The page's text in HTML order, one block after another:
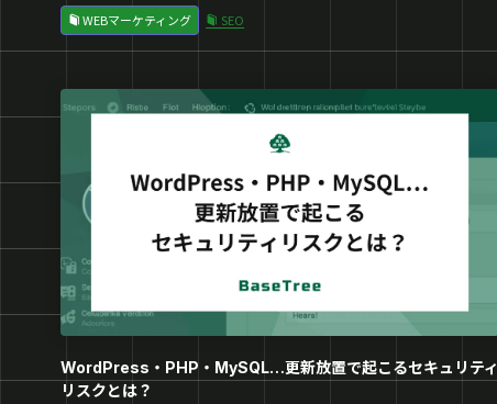
WEBマーケティング
SEO
WordPress・PHP・MySQL…更新放置で起こるセキュリティ
リスクとは？